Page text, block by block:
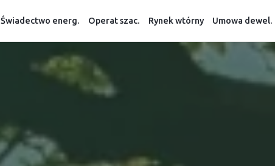
Świadectwo energ. Operat szac. Rynek wtórny Umowa dewel.